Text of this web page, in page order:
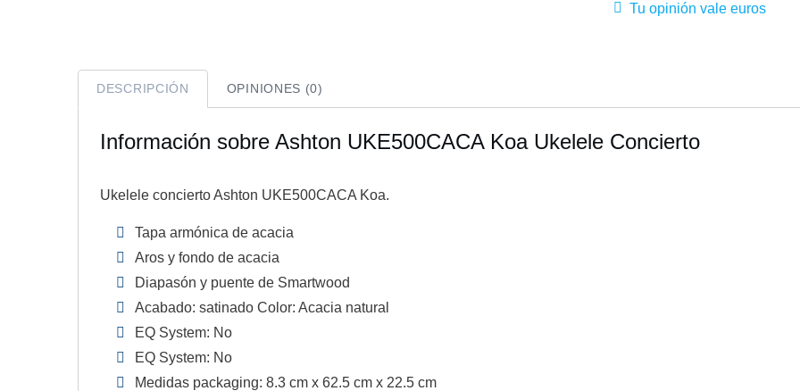
Tu opinión vale euros
DESCRIPCIÓN OPINIONES (0)
Información sobre Ashton UKE500CACA Koa Ukelele Concierto
Ukelele concierto Ashton UKE500CACA Koa.
Tapa armónica de acacia
Aros y fondo de acacia
Diapasón y puente de Smartwood
Acabado: satinado Color: Acacia natural
EQ System: No
EQ System: No
Medidas packaging: 8.3 cm x 62.5 cm x 22.5 cm